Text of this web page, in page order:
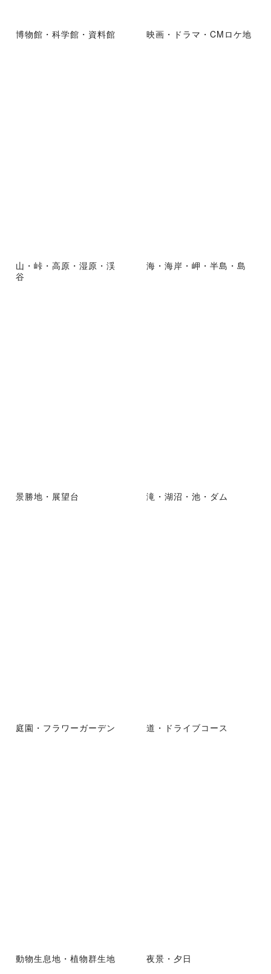
博物館・科学館・資料館 映画・ドラマ・CMロケ地
山・峠・高原・湿原・渓
谷
海・海岸・岬・半島・島
景勝地・展望台 滝・湖沼・池・ダム
庭園・フラワーガーデン 道・ドライブコース
動物生息地・植物群生地 夜景・夕日